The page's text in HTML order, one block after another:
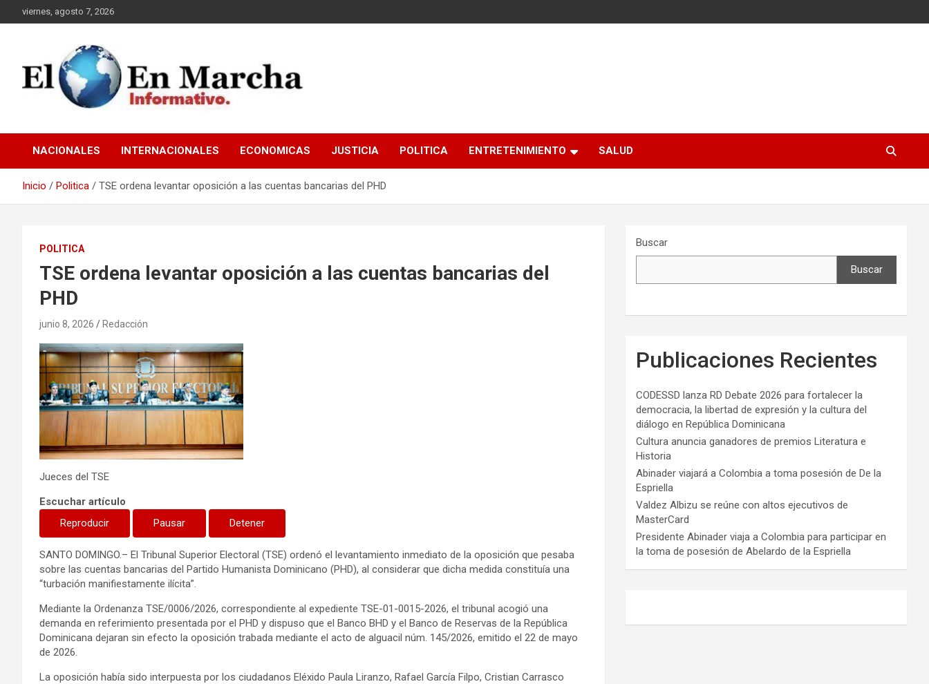
al
viernes, agosto 7, 2026
elmundoenmarcha.net
NACIONALES INTERNACIONALES ECONOMICAS JUSTICIA POLITICA ENTRETENIMIENTO SALUD
Inicio Politica TSE ordena levantar oposición a las cuentas bancarias del PHD
POLITICA
TSE ordena levantar oposición a las cuentas bancarias del
PHD
junio 8, 2026 Redacción
Jueces del TSE
Escuchar artículo
Reproducir
Pausar Detener
SANTO DOMINGO.– El Tribunal Superior Electoral (TSE) ordenó el levantamiento inmediato de la oposición que pesaba
sobre las cuentas bancarias del Partido Humanista Dominicano (PHD), al considerar que dicha medida constituía una
“turbación manifiestamente ilícita”.
Mediante la Ordenanza TSE/0006/2026, correspondiente al expediente TSE-01-0015-2026, el tribunal acogió una
demanda en referimiento presentada por el PHD y dispuso que el Banco BHD y el Banco de Reservas de la República
Dominicana dejaran sin efecto la oposición trabada mediante el acto de alguacil núm. 145/2026, emitido el 22 de mayo
de 2026.
La oposición había sido interpuesta por los ciudadanos Eléxido Paula Liranzo, Rafael García Filpo, Cristian Carrasco
Buscar
Buscar
Publicaciones Recientes
CODESSD lanza RD Debate 2026 para fortalecer la
democracia, la libertad de expresión y la cultura del
diálogo en República Dominicana
Cultura anuncia ganadores de premios Literatura e
Historia
Abinader viajará a Colombia a toma posesión de De la
Espriella
Valdez Albizu se reúne con altos ejecutivos de
MasterCard
Presidente Abinader viaja a Colombia para participar en
la toma de posesión de Abelardo de la Espriella